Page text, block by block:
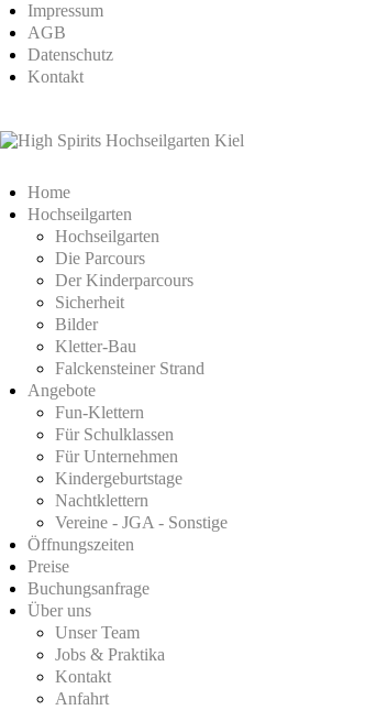
Impressum
AGB
Datenschutz
Kontakt
Home
Hochseilgarten
Hochseilgarten
Die Parcours
Der Kinderparcours
Sicherheit
Bilder
Kletter-Bau
Falckensteiner Strand
Angebote
Fun-Klettern
Für Schulklassen
Für Unternehmen
Kindergeburtstage
Nachtklettern
Vereine - JGA - Sonstige
Öffnungszeiten
Preise
Buchungsanfrage
Über uns
Unser Team
Jobs & Praktika
Kontakt
Anfahrt